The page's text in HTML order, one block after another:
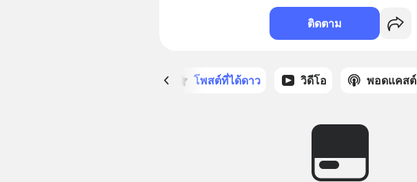
ติดตาม
โพสต์ที่ได้ดาว วิดีโอ พอดแคสต์